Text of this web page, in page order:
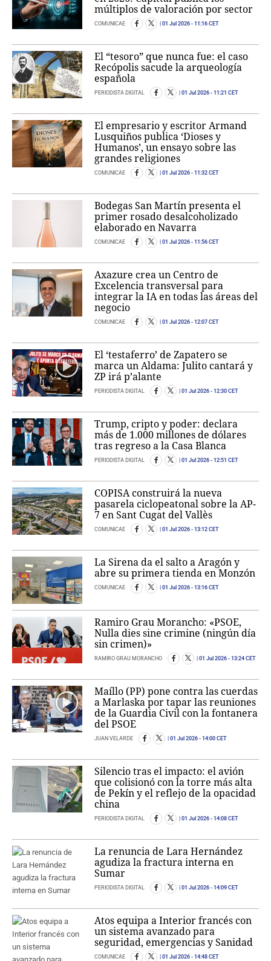
múltiplos de valoración por sector
COMUNICAE 01 Jul 2026 - 11:16 CET
El “tesoro” que nunca fue: el caso
Recópolis sacude la arqueología
española
PERIODISTA DIGITAL 01 Jul 2026 - 11:21 CET
El empresario y escritor Armand
Lusquiños publica ‘Dioses y
Humanos’, un ensayo sobre las
grandes religiones
COMUNICAE 01 Jul 2026 - 11:32 CET
Bodegas San Martín presenta el
primer rosado desalcoholizado
elaborado en Navarra
COMUNICAE 01 Jul 2026 - 11:56 CET
Axazure crea un Centro de
Excelencia transversal para
integrar la IA en todas las áreas del
negocio
COMUNICAE 01 Jul 2026 - 12:07 CET
El ‘testaferro’ de Zapatero se
marca un Aldama: Julito cantará y
ZP irá p’alante
PERIODISTA DIGITAL 01 Jul 2026 - 12:30 CET
Trump, cripto y poder: declara
más de 1.000 millones de dólares
tras regreso a la Casa Blanca
PERIODISTA DIGITAL 01 Jul 2026 - 12:51 CET
COPISA construirá la nueva
pasarela ciclopeatonal sobre la AP-
7 en Sant Cugat del Vallès
COMUNICAE 01 Jul 2026 - 13:12 CET
La Sirena da el salto a Aragón y
abre su primera tienda en Monzón
COMUNICAE 01 Jul 2026 - 13:16 CET
Ramiro Grau Morancho: «PSOE,
Nulla dies sine crimine (ningún día
sin crimen)»
RAMIRO GRAU MORANCHO 01 Jul 2026 - 13:24 CET
Maíllo (PP) pone contra las cuerdas
a Marlaska por tapar las reuniones
de la Guardia Civil con la fontanera
del PSOE
JUAN VELARDE 01 Jul 2026 - 14:00 CET
Silencio tras el impacto: el avión
que colisionó con la torre más alta
de Pekín y el reflejo de la opacidad
china
PERIODISTA DIGITAL 01 Jul 2026 - 14:08 CET
La renuncia de Lara Hernández
agudiza la fractura interna en
Sumar
PERIODISTA DIGITAL 01 Jul 2026 - 14:09 CET
Atos equipa a Interior francés con
un sistema avanzado para
seguridad, emergencias y Sanidad
COMUNICAE 01 Jul 2026 - 14:48 CET